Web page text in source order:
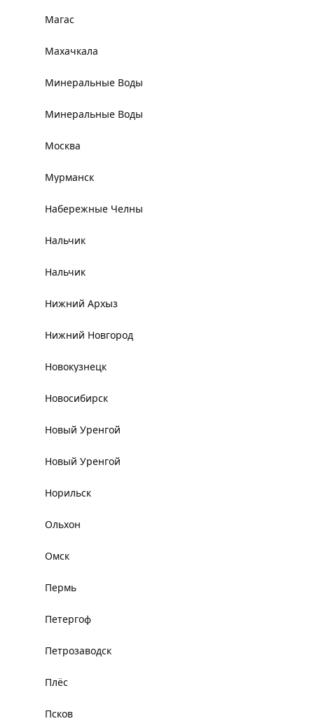
Магас
Махачкала
Минеральные Воды
Минеральные Воды
Москва
Мурманск
Набережные Челны
Нальчик
Нальчик
Нижний Архыз
Нижний Новгород
Новокузнецк
Новосибирск
Новый Уренгой
Новый Уренгой
Норильск
Ольхон
Омск
Пермь
Петергоф
Петрозаводск
Плёс
Псков